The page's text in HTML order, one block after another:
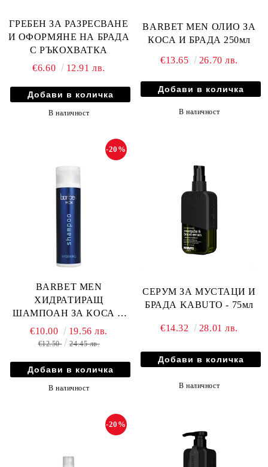
ГРЕБЕН ЗА РАЗРЕСВАНЕ
И ОФОРМЯНЕ НА БРАДА
С РЪКОХВАТКА
€6.60
12.91 лв.
В наличност
BARBET MEN ОЛИО ЗА
КОСА И БРАДА 250мл
€13.65 26.70 лв.
В наличност
BARBET MEN
ХИДРАТИРАЩ
ШАМПОАН ЗА КОСА И
ТЯЛО ЗА МЪЖЕ - 250мл
-20%
€10.00 19.56 лв.
€12.50 24.45 лв.
В наличност
СЕРУМ ЗА МУСТАЦИ И
БРАДА KABUTO - 75мл
€14.32 28.01 лв.
В наличност
-20%